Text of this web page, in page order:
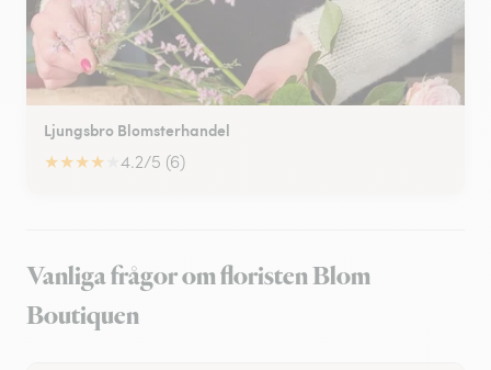
Ljungsbro Blomsterhandel
★★★★ 4.2/5 (6)
Vanliga frågor om floristen Blom
Boutiquen